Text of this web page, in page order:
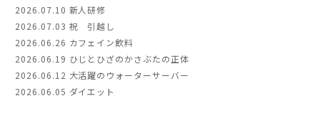
2026.07.10 新人研修
2026.07.03 祝 引越し
2026.06.26 カフェイン飲料
2026.06.19 ひじとひざのかさぶたの正体
2026.06.12 大活躍のウォーターサーバー
2026.06.05 ダイエット